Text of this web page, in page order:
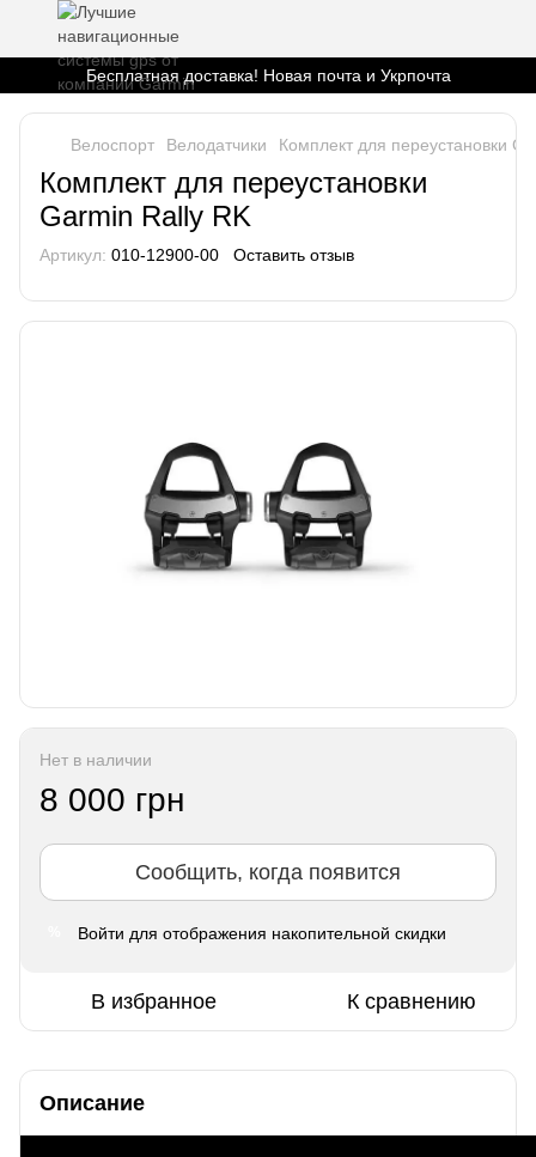
Бесплатная доставка! Новая почта и Укрпочта
Велоспорт Велодатчики Комплект для переустановки
Комплект для переустановки
Garmin Rally RK
Артикул: 010-12900-00 Оставить отзыв
Нет в наличии
8 000 грн
Сообщить, когда появится
Войти для отображения накопительной скидки
В избранное К сравнению
Описание